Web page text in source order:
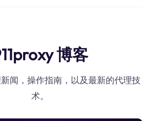
博客
闻，操作指南，以及最新的代理技
术。